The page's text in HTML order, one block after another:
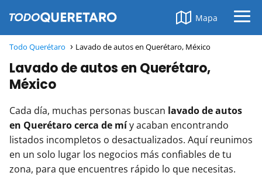
Mapa
Todo Querétaro Lavado de autos en Querétaro, México
Lavado de autos en Querétaro,
México
Cada día, muchas personas buscan lavado de autos
en Querétaro cerca de míy acaban encontrando
listados incompletos o desactualizados. Aquí reunimos
en un solo lugar los negocios más confiables de tu
zona, para que encuentres rápido lo que necesitas.